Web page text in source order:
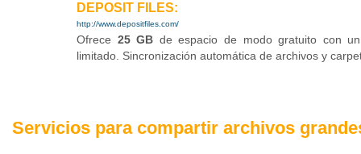
DEPOSIT FILES:
http://www.depositfiles.com/
Ofrece 25 GB de espacio de modo gratuito con
limitado. Sincronización automática de archivos y
Servicios para compartir archivos